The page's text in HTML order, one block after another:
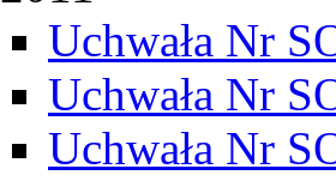
Uchwała Nr
Uchwała Nr
Uchwała Nr